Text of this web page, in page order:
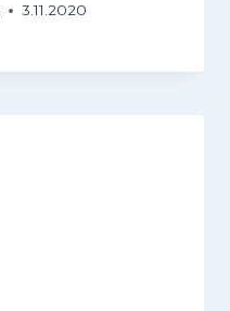
3.11.2020